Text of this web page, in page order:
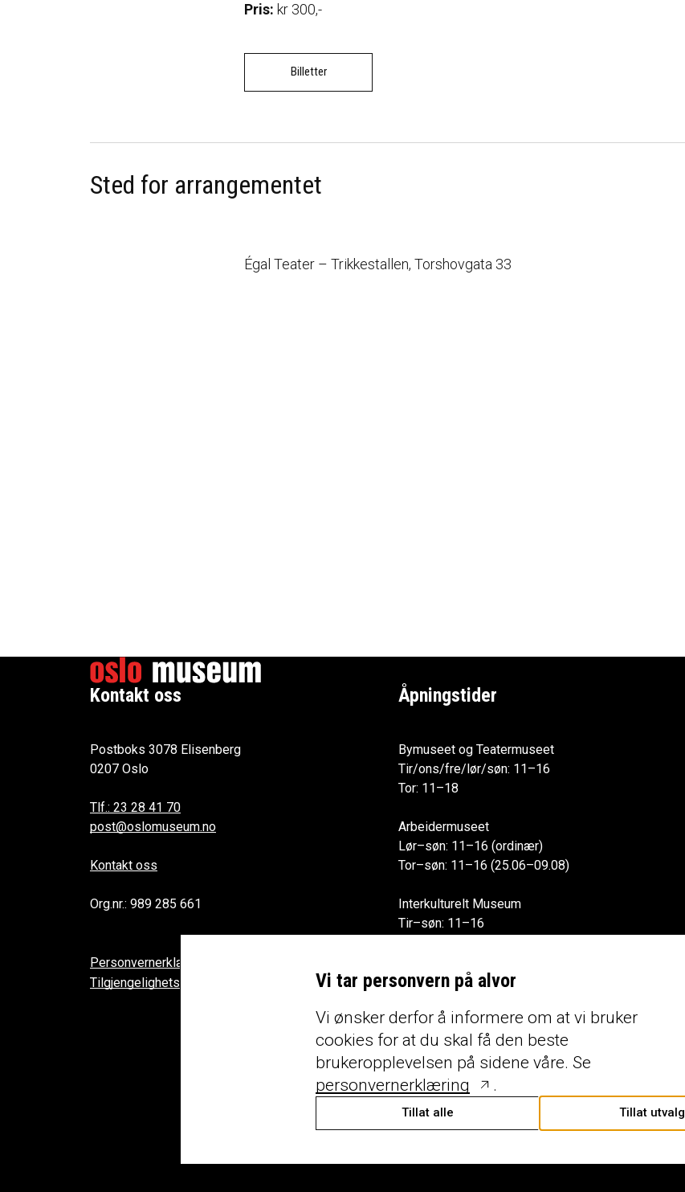
Vi tar personvern på alvor
Vi ønsker derfor å informere om at vi bruker
cookies for at du skal få den beste
brukeropplevelsen på sidene våre. Se
personvernerklæring
.
Tillat alle Tillat utvalg
Pris: kr 300,-
Billetter
Sted for arrangementet
Égal Teater – Trikkestallen, Torshovgata 33
Kontakt oss
Postboks 3078 Elisenberg
0207 Oslo
Tlf.: 23 28 41 70
post@oslomuseum.no
Kontakt oss
Org.nr.: 989 285 661
Personvernerklæring
Tilgjengelighetserklæring
Åpningstider
Bymuseet og Teatermuseet
Tir/ons/fre/lør/søn: 11–16
Tor: 11–18
Arbeidermuseet
Lør–søn: 11–16 (ordinær)
Tor–søn: 11–16 (25.06–09.08)
Interkulturelt Museum
Tir–søn: 11–16